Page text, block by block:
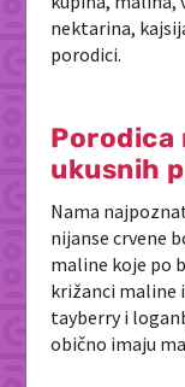
nektarina,
porodici.
Porodica
ukusnih
Nama
nijanse crvene
maline koje po
križanci maline
tayberry i
obično imaju